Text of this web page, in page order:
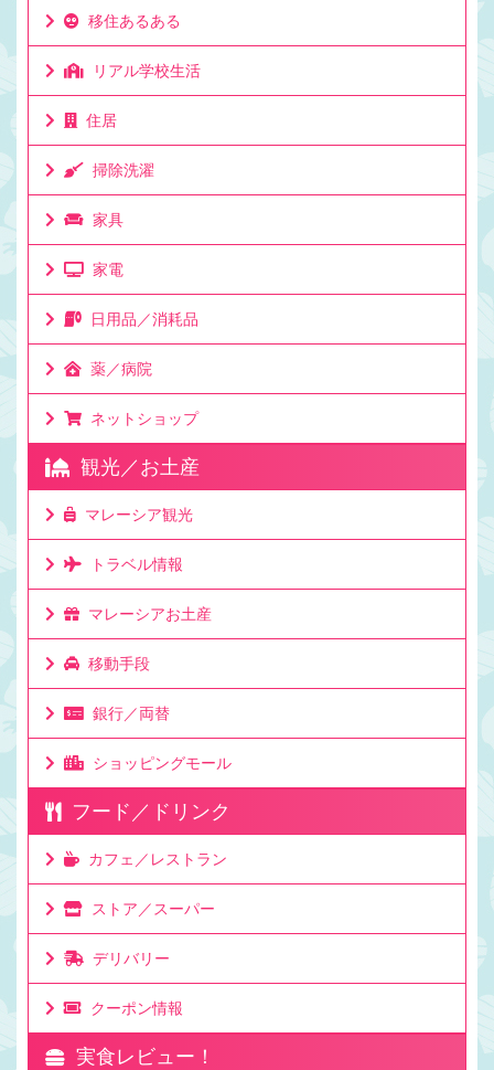
移住あるある
リアル学校生活
住居
掃除洗濯
家具
家電
日用品／消耗品
薬／病院
ネットショップ
観光／お土産
マレーシア観光
トラベル情報
マレーシアお土産
移動手段
銀行／両替
ショッピングモール
フード／ドリンク
カフェ／レストラン
ストア／スーパー
デリバリー
クーポン情報
実食レビュー！